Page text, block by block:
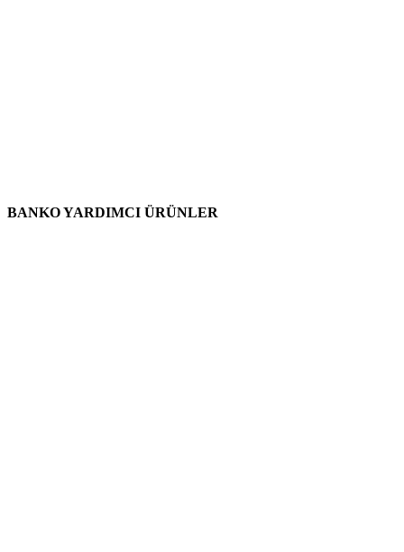
BANKO YARDIMCI ÜRÜNLER